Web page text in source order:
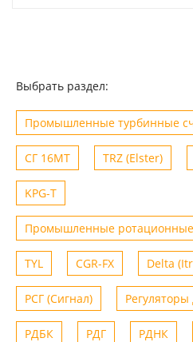
Выбрать раздел:
Промышленные турбинные
СГ 16МТ TRZ (Elster)
KPG-T
Промышленные ротационные
TYL CGR-FX Delta
РСГ (Сигнал) Регуляторы
РДБК РДГ РДНК